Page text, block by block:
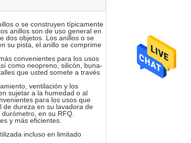
o se construyen típicamente
anillos son de uso general en
dos objetos. Los anillos o se
su pista, el anillo se comprime
convenientes para los usos
como neopreno, silicón, buna-
que usted somete a través
ventilación y los
sujetar a la humedad o al
para los usos que
de dureza en su lavadora de
en su RFQ.
y más eficientes.
incluso en limitado